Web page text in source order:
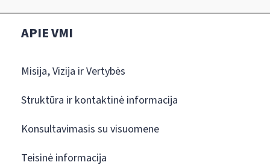
APIE VMI
Misija, Vizija ir Vertybės
Struktūra ir kontaktinė informacija
Konsultavimasis su visuomene
Teisinė informacija